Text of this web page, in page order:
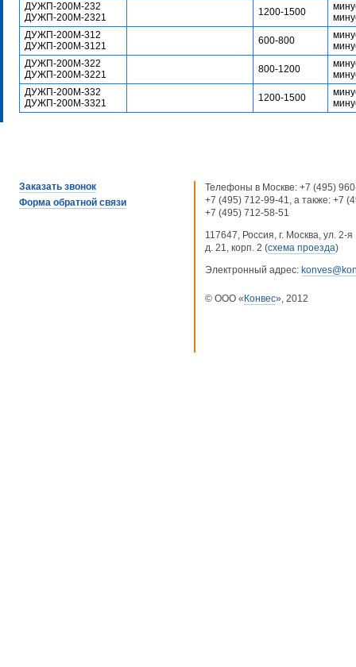
ДУЖП-200М-232
ДУЖП-200М-2321
1200-1500
ДУЖП-200М-312
ДУЖП-200М-3121
600-800
ДУЖП-200М-322
ДУЖП-200М-3221
800-1200
ДУЖП-200М-332
ДУЖП-200М-3321
1200-1500
Заказать звонок
Форма обратной связи
Телефоны в Москве: +7 (495)
+7 (495) 712-99-41, а также: +7
+7 (495) 712-58-51
117647, Россия, г. Москва, ул. 2-
д. 21, корп. 2 (схема проезда)
Электронный адрес:
© ООО « Конвес», 2012